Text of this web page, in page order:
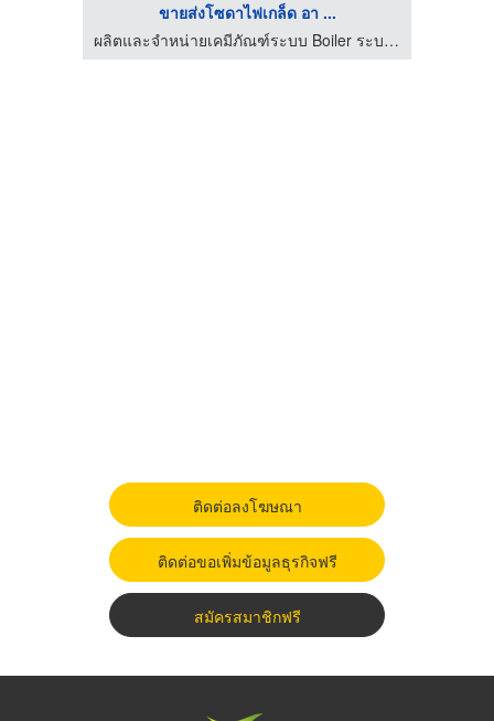
ขายส่งโซดาไฟเกล็ด อา ...
ผลิตและจำหน่ายเคมีภัณฑ์ระบบ Boiler ระบบ RO
ติดต่อลงโฆษณา
ติดต่อขอเพิ่มข้อมูลธุรกิจฟรี
สมัครสมาชิกฟรี